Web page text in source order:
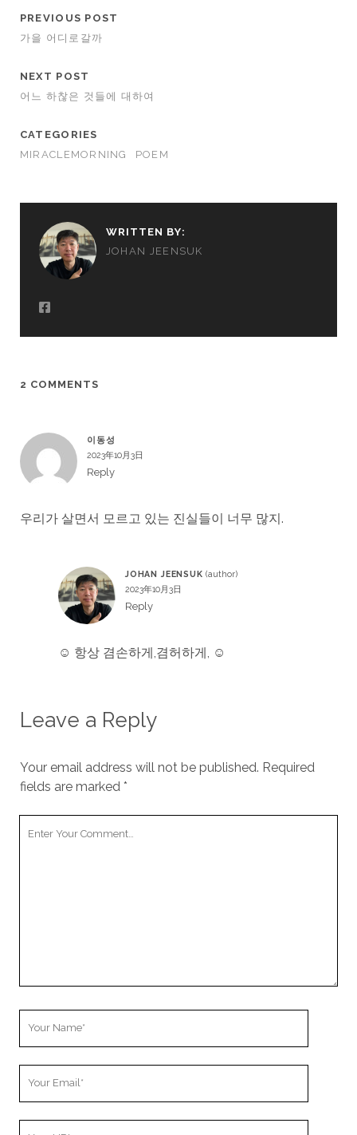
PREVIOUS POST
가을 어디로갈까
NEXT POST
어느 하찮은 것들에 대하여
CATEGORIES
MIRACLEMORNING
POEM
WRITTEN BY:
JOHAN JEENSUK
2 COMMENTS
이동성
2023年10月3日
Reply
우리가 살면서 모르고 있는 진실들이 너무 많지.
JOHAN JEENSUK
2023年10月3日
Reply
☺ 항상 겸손하게,겸허하게, ☺
Leave a Reply
Your email address will not be published. Required
fields are marked *